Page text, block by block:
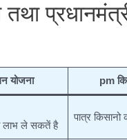
योजना pm
लाभ ले सकतें है
पात्र किसानो